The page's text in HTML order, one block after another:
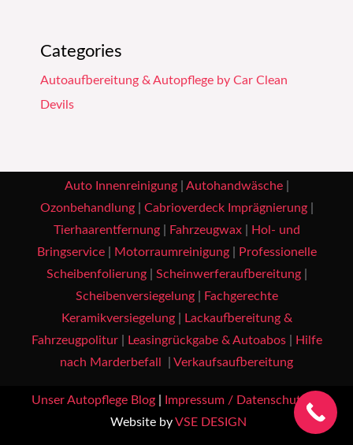
Categories
Autoaufbereitung & Autopflege by Car Clean
Devils
Auto Innenreinigung| Autohandwäsche|
Ozonbehandlung| Cabrioverdeck Imprägnierung|
Tierhaarentfernung| Fahrzeugwax|
Hol- und
Bringservice| Motorraumreinigung|
Professionelle
Scheibenfolierung| Scheinwerferaufbereitung|
Scheibenversiegelung|
Fachgerechte
Keramikversiegelung|
Lackaufbereitung &
Fahrzeugpolitur| Leasingrückgabe & Autoabos|
Hilfe
nach Marderbefall
Verkaufsaufbereitung
Unser Autopflege Blog| Impressum / Datenschutz |
Website by VSE DESIGN